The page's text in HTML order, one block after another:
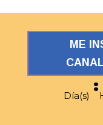
ME
Día(s)
: